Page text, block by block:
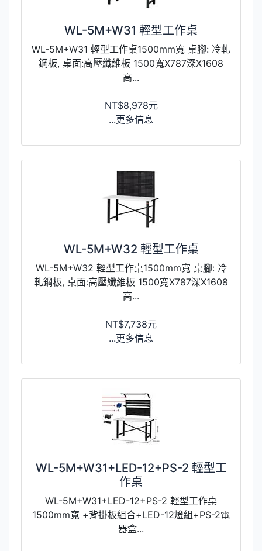
WL-5M+W31 輕型工作桌
WL-5M+W31 輕型工作桌1500mm寬 桌腳: 冷軋
鋼板, 桌面:高壓纖維板 1500寬X787深X1608
高...
NT$8,978元
...更多信息
WL-5M+W32 輕型工作桌
WL-5M+W32 輕型工作桌1500mm寬 桌腳: 冷
軋鋼板, 桌面:高壓纖維板 1500寬X787深X1608
高...
NT$7,738元
...更多信息
WL-5M+W31+LED-12+PS-2 輕型工
作桌
WL-5M+W31+LED-12+PS-2 輕型工作桌
1500mm寬 +背掛板組合+LED-12燈組+PS-2電
器盒...